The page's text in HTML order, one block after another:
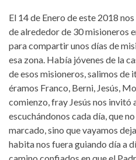
El 14 de Enero de este 2018
de alrededor de 30 misioneros
para compartir unos días de
esa zona. Había jóvenes de la
de esos misioneros, salimos de
éramos Franco, Berni, Jesús,
comienzo, fray Jesús nos invitó
escuchándonos cada día, que
marcado, sino que vayamos
habita nos fuera guiando día a